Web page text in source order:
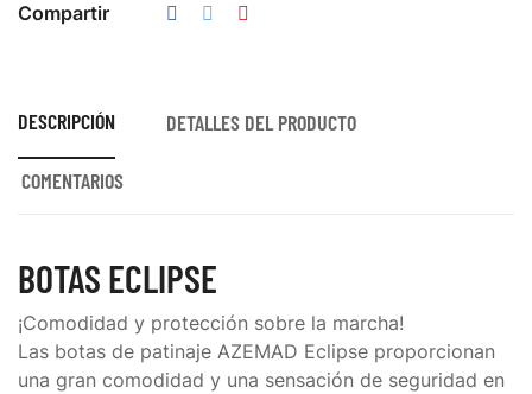
Compartir
DESCRIPCIÓN DETALLES DEL PRODUCTO
COMENTARIOS
BOTAS ECLIPSE
¡Comodidad y protección sobre la marcha!
Las botas de patinaje AZEMAD Eclipse proporcionan
una gran comodidad y una sensación de seguridad en